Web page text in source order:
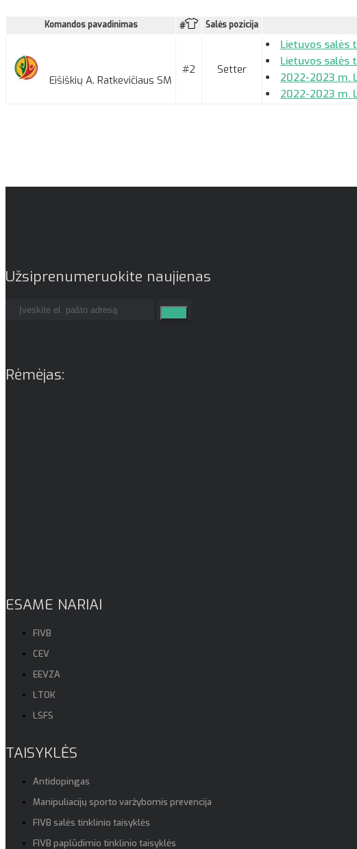
Komandos pavadinimas # Salės pozicija
Eišiškių A. Ratkevičiaus SM
#2 Setter
Lietuvos salės
Lietuvos salės
2022-2023 m.
2022-2023 m.
Užsiprenumeruokite naujienas
Rėmėjas:
ESAME NARIAI
FIVB
CEV
EEVZA
LTOK
LSFS
TAISYKLĖS
Antidopingas
Manipuliacijų sporto varžybomis prevencija
FIVB salės tinklinio taisyklės
FIVB paplūdimio tinklinio taisyklės